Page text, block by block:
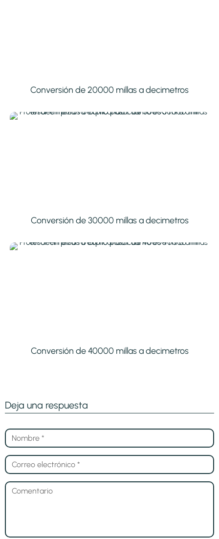
Conversión de 20000 millas a decimetros
Conversión de 30000 millas a decimetros
Conversión de 40000 millas a decimetros
Deja una respuesta